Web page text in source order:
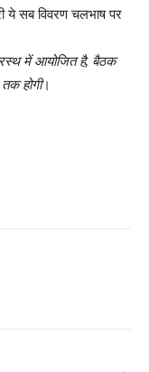
ये सब विवरण चलभाष पर
में आयोजित है, बैठक
होगी।